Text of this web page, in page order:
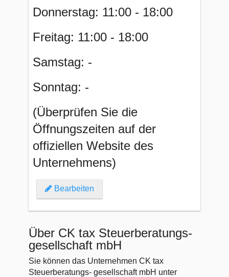
Donnerstag: 11:00 - 18:00
Freitag: 11:00 - 18:00
Samstag: -
Sonntag: -
(Überprüfen Sie die
Öffnungszeiten auf der
offiziellen Website des
Unternehmens)
Bearbeiten
Über CK tax Steuerberatungs-
gesellschaft mbH
Sie können das Unternehmen CK tax
Steuerberatungs- gesellschaft mbH unter